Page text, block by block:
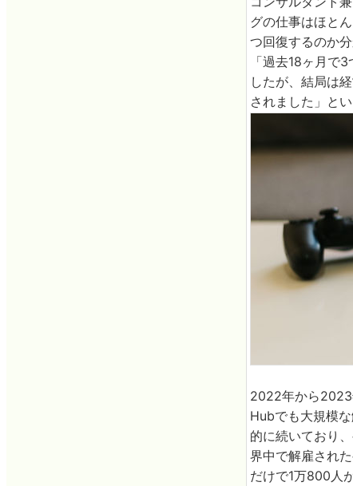
グの仕事はほと
つ回復するのか
「過去18ヶ月で
したが、結局は
されました」と
2022年から
Hubでも大規模
的に続いており
界中で解雇され
だけで1万800人